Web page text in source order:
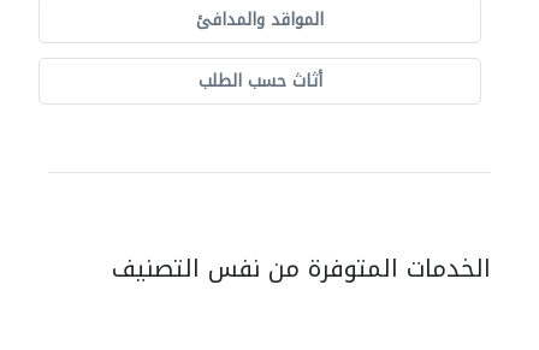
المواقد والمدافئ
أثاث حسب الطلب
الخدمات المتوفرة من نفس التصنيف